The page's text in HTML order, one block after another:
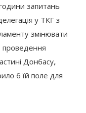
запитань
у ТКГ з
змінювати
проведення
Донбасу,
б їй поле для